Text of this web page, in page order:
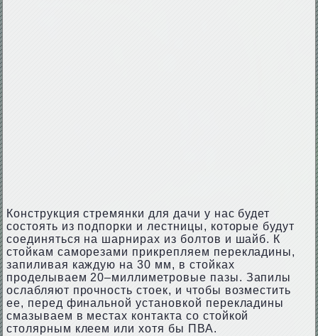
Конструкция стремянки для дачи у нас будет
состоять из подпорки и лестницы, которые будут
соединяться на шарнирах из болтов и шайб. К
стойкам саморезами прикрепляем перекладины,
запиливая каждую на 30 мм, в стойках
проделываем 20–миллиметровые пазы. Запилы
ослабляют прочность стоек, и чтобы возместить
ее, перед финальной установкой перекладины
смазываем в местах контакта со стойкой
столярным клеем или хотя бы ПВА.